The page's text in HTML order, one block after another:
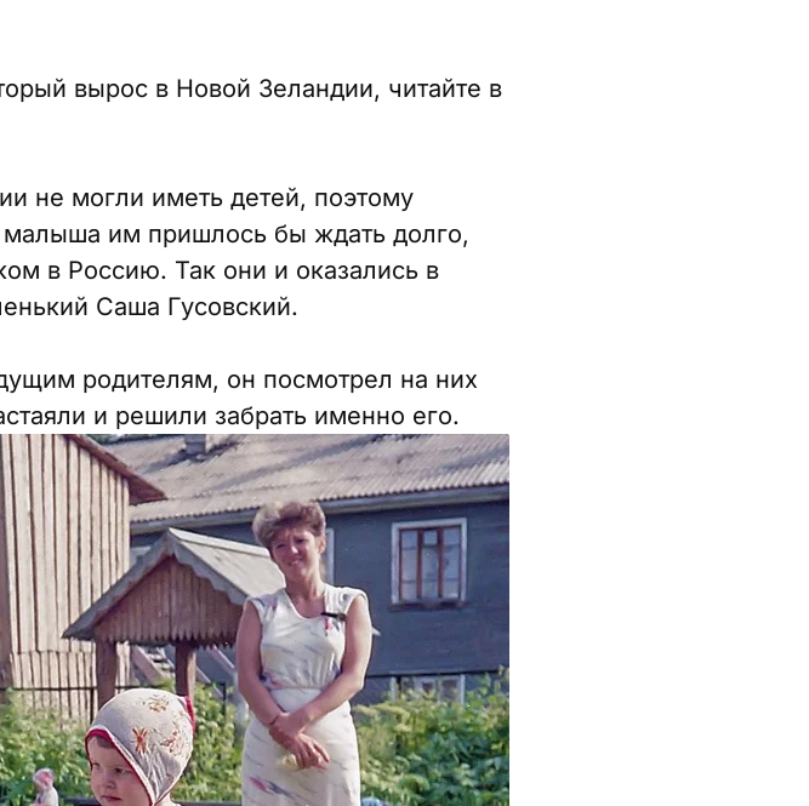
вырос в Новой Зеландии, читайте в
не могли иметь детей, поэтому
им пришлось бы ждать долго,
в Россию. Так они и оказались в
Саша Гусовский.
родителям, он посмотрел на них
и решили забрать именно его.